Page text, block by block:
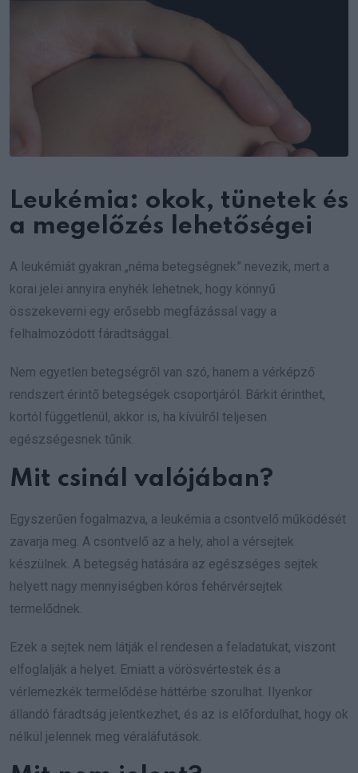
Leukémia: okok, tünetek és
a megelőzés lehetőségei
A leukémiát gyakran „néma betegségnek” nevezik, mert a
korai jelei annyira enyhék lehetnek, hogy könnyű
összekeverni egy erősebb megfázással vagy a
felhalmozódott fáradtsággal.
Nem egyetlen betegségről van szó, hanem a vérképző
rendszert érintő betegségek csoportjáról. Bárkit érinthet,
kortól függetlenül, akkor is, ha kívülről teljesen
egészségesnek tűnik.
Mit csinál valójában?
Egyszerűen fogalmazva, a leukémia a csontvelő működését
zavarja meg. A csontvelő az a hely, ahol a vérsejtek
készülnek. A betegség hatására az egészséges sejtek
helyett nagy mennyiségben kóros fehérvérsejtek
termelődnek.
Ezek a sejtek nem látják el rendesen a feladatukat, viszont
elfoglalják a helyet. Emiatt a vörösvértestek és a
vérlemezkék termelődése háttérbe szorulhat. Ilyenkor
állandó fáradtság jelentkezhet, és az is előfordulhat, hogy ok
nélkül jelennek meg véraláfutások.